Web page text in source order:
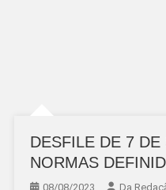
DESFILE DE 7
NORMAS
08/08/2023 Da